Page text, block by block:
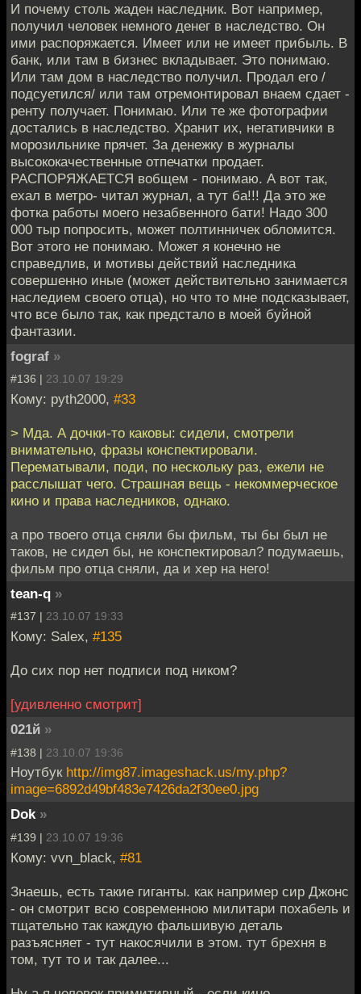
И почему столь жаден наследник. Вот например,
получил человек немного денег в наследство. Он
ими распоряжается. Имеет или не имеет прибыль. В
банк, или там в бизнес вкладывает. Это понимаю.
Или там дом в наследство получил. Продал его /
подсуетился/ или там отремонтировал внаем сдает -
ренту получает. Понимаю. Или те же фотографии
достались в наследство. Хранит их, негативчики в
морозильнике прячет. За денежку в журналы
высококачественные отпечатки продает.
РАСПОРЯЖАЕТСЯ вобщем - понимаю. А вот так,
ехал в метро- читал журнал, а тут ба!!! Да это же
фотка работы моего незабвенного бати! Надо 300
000 тыр попросить, может полтинничек обломится.
Вот этого не понимаю. Может я конечно не
справедлив, и мотивы действий наследника
совершенно иные (может действительно занимается
наследием своего отца), но что то мне подсказывает,
что все было так, как предстало в моей буйной
фантазии.
fograf »
#136 | 23.10.07 19:29
Кому: pyth2000, #33
> Мда. А дочки-то каковы: сидели, смотрели
внимательно, фразы конспектировали.
Перематывали, поди, по нескольку раз, ежели не
расслышат чего. Страшная вещь - некоммерческое
кино и права наследников, однако.
а про твоего отца сняли бы фильм, ты бы был не
таков, не сидел бы, не конспектировал? подумаешь,
фильм про отца сняли, да и хер на него!
tean-q »
#137 | 23.10.07 19:33
Кому: Salex, #135
До сих пор нет подписи под ником?
[удивленно смотрит]
021й »
#138 | 23.10.07 19:36
Ноутбук http://img87.imageshack.us/my.php?
image=6892d49bf483e7426da2f30ee0.jpg
Dok »
#139 | 23.10.07 19:36
Кому: vvn_black, #81
Знаешь, есть такие гиганты. как например сир Джонс
- он смотрит всю современною милитари похабель и
тщательно так каждую фальшивую деталь
разъясняет - тут накосячили в этом. тут брехня в
том, тут то и так далее...